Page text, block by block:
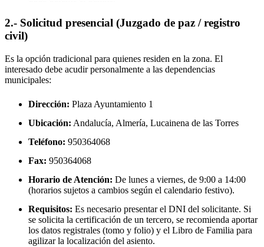
2.- Solicitud presencial (Juzgado de paz / registro
civil)
Es la opción tradicional para quienes residen en la zona. El
interesado debe acudir personalmente a las dependencias
municipales:
Dirección: Plaza Ayuntamiento 1
Ubicación: Andalucía, Almería, Lucainena de las Torres
Teléfono: 950364068
Fax: 950364068
Horario de Atención: De lunes a viernes, de 9:00 a 14:00
(horarios sujetos a cambios según el calendario festivo).
Requisitos: Es necesario presentar el DNI del solicitante. Si
se solicita la certificación de un tercero, se recomienda aportar
los datos registrales (tomo y folio) y el Libro de Familia para
agilizar la localización del asiento.